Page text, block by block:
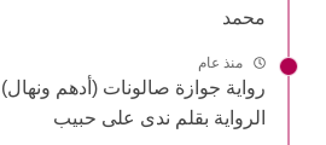
محمد
منذ عام
رواية جوازة صالونات (أدهم ونهال)
الرواية بقلم ندى على حبيب